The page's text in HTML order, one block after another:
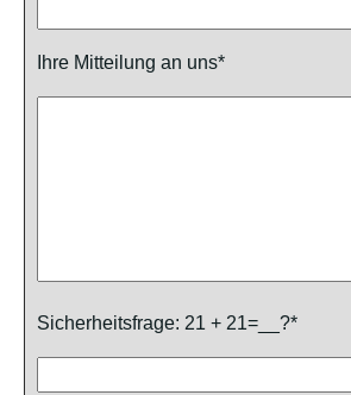
Ihre Mitteilung an uns*
Sicherheitsfrage: 21 + 21=__?*